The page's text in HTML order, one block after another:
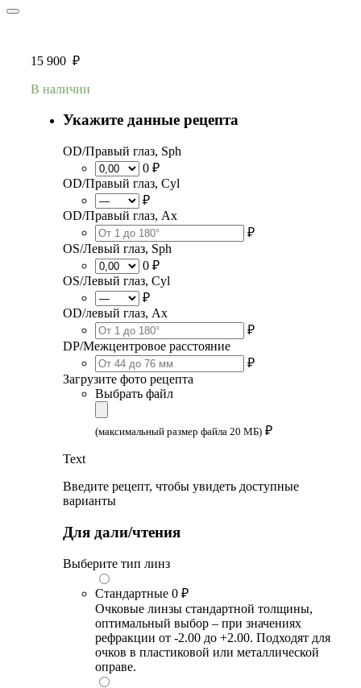
15 900 ₽
В наличии
Укажите данные рецепта
OD/Правый глаз, Sph
0 ₽
OD/Правый глаз, Cyl
₽
OD/Правый глаз, Ax
₽
OS/Левый глаз, Sph
0 ₽
OS/Левый глаз, Cyl
₽
OD/левый глаз, Ax
₽
DP/Межцентровое расстояние
₽
Загрузите фото рецепта
Выбрать файл
(максимальный размер файла 20 МБ) ₽
Text
Введите рецепт, чтобы увидеть доступные
варианты
Для дали/чтения
Выберите тип линз
Стандартные 0 ₽
Очковые линзы стандартной толщины,
оптимальный выбор – при значениях
рефракции от -2.00 до +2.00. Подходят для
очков в пластиковой или металлической
оправе.